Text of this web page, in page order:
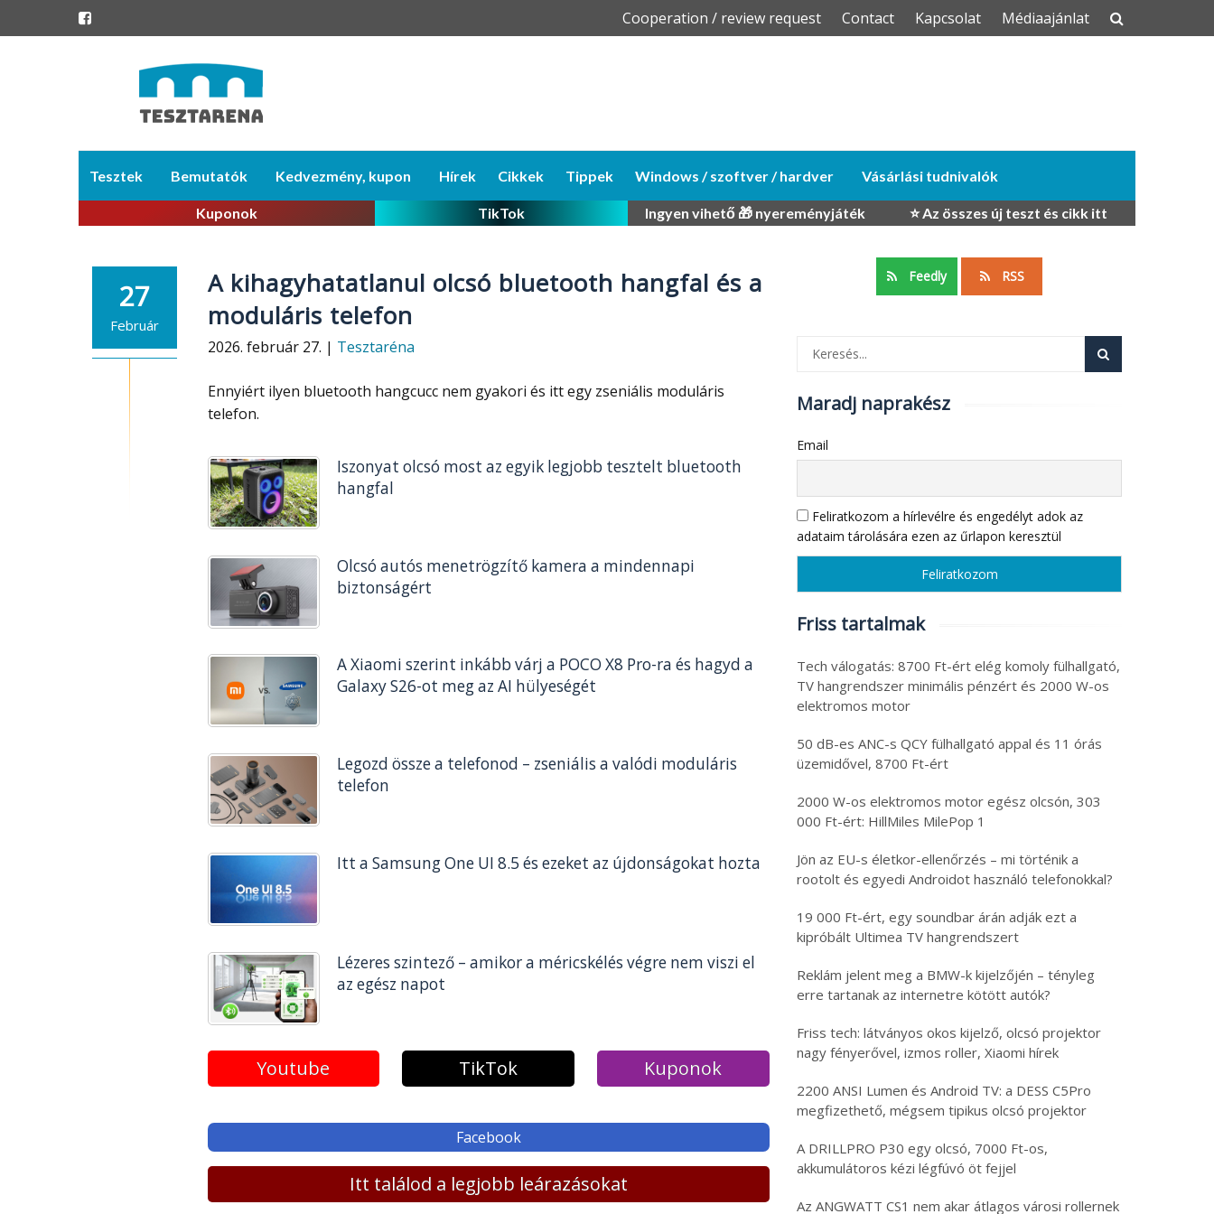
Skip
Cooperation / review request Contact Kapcsolat Médiaajánlat
content
Tesztek Bemutatók Kedvezmény, kupon Hírek Cikkek Tippek Windows / szoftver / hardver Vásárlási tudnivalók
Kuponok TikTok Ingyen vihető 🎁 nyereményjáték ⭐ Az összes új teszt és cikk itt
27
Február
A kihagyhatatlanul olcsó bluetooth hangfal és a
moduláris telefon
2026. február 27. | Tesztaréna
Ennyiért ilyen bluetooth hangcucc nem gyakori és itt egy zseniális moduláris
telefon.
Iszonyat olcsó most az egyik legjobb tesztelt bluetooth
hangfal
Olcsó autós menetrögzítő kamera a mindennapi
biztonságért
A Xiaomi szerint inkább várj a POCO X8 Pro-ra és hagyd a
Galaxy S26-ot meg az AI hülyeségét
Legozd össze a telefonod – zseniális a valódi moduláris
telefon
Itt a Samsung One UI 8.5 és ezeket az újdonságokat hozta
Lézeres szintező – amikor a méricskélés végre nem viszi el
az egész napot
Youtube TikTok Kuponok
Facebook
Itt találod a legjobb leárazásokat
Feedly RSS
Maradj naprakész
Email
Feliratkozom a hírlevélre és engedélyt adok az
adataim tárolására ezen az űrlapon keresztül
Friss tartalmak
Tech válogatás: 8700 Ft-ért elég komoly fülhallgató,
TV hangrendszer minimális pénzért és 2000 W-os
elektromos motor
50 dB-es ANC-s QCY fülhallgató appal és 11 órás
üzemidővel, 8700 Ft-ért
2000 W-os elektromos motor egész olcsón, 303
000 Ft-ért: HillMiles MilePop 1
Jön az EU-s életkor-ellenőrzés – mi történik a
rootolt és egyedi Androidot használó telefonokkal?
19 000 Ft-ért, egy soundbar árán adják ezt a
kipróbált Ultimea TV hangrendszert
Reklám jelent meg a BMW-k kijelzőjén – tényleg
erre tartanak az internetre kötött autók?
Friss tech: látványos okos kijelző, olcsó projektor
nagy fényerővel, izmos roller, Xiaomi hírek
2200 ANSI Lumen és Android TV: a DESS C5Pro
megfizethető, mégsem tipikus olcsó projektor
A DRILLPRO P30 egy olcsó, 7000 Ft-os,
akkumulátoros kézi légfúvó öt fejjel
Az ANGWATT CS1 nem akar átlagos városi rollernek